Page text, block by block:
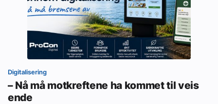
Digitalisering
– Nå må motkreftene ha kommet til veis
ende